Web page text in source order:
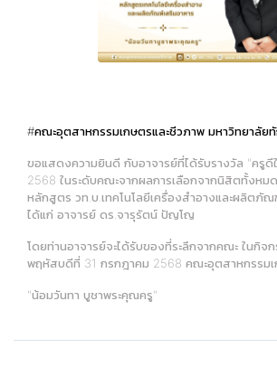
#คณะอุตสาหกรรมเกษตรและชีวภาพ มหาวิทยาลัย
ขอแสดงความยินดี กับอาจารย์ที่ได้รับรางวัล "ครูดี
2568 ในระดับคณะจากผลการเลือกจากนิสิตทั้งหม
หลักสูตร วท.บ.เทคโนโลยีเครื่องสำอางและผลิตภัณ
ได้แก่ อาจารย์ ดร.จารุรัตน์ ปัญโญ
โดยท่านอาจารย์จะได้รับของที่ระลึกจากคณะ ในกิจ
พฤหัสบดีที่ 31 กรกฎาคม 2568 คณะอุตสาหกรรมเ
"น้อมวันทา บูชาพระคุณครู"